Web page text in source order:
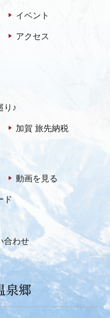
イベント
アクセス
り♪
加賀 旅先納税
動画を見る
ド
合わせ
泉郷